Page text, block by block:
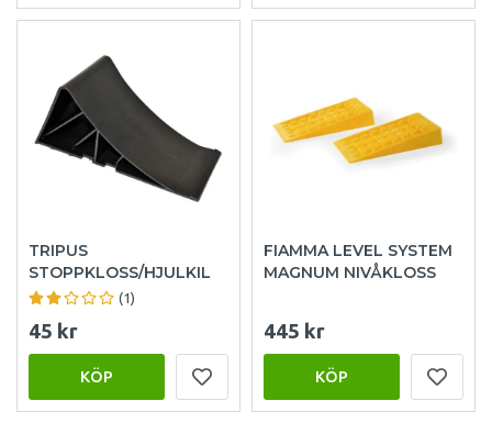
TRIPUS
STOPPKLOSS/HJULKIL
(1)
45 kr
KÖP
FIAMMA LEVEL SYSTEM
MAGNUM NIVÅKLOSS
445 kr
KÖP